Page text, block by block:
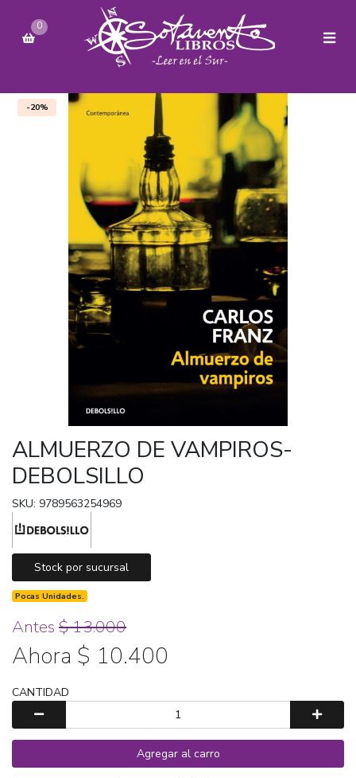
0
-20%
ALMUERZO DE VAMPIROS-
DEBOLSILLO
SKU: 9789563254969
Stock por sucursal
Pocas Unidades.
Antes $ 13.000
Ahora $ 10.400
CANTIDAD
Agregar al carro